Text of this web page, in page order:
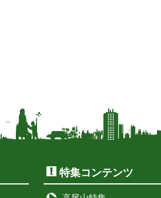
特集コンテンツ